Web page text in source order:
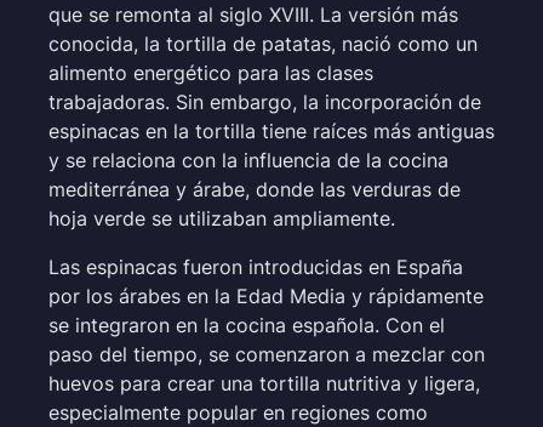
que se remonta al siglo XVIII. La versión más
conocida, la tortilla de patatas, nació como un
alimento energético para las clases
trabajadoras. Sin embargo, la incorporación de
espinacas en la tortilla tiene raíces más antiguas
y se relaciona con la influencia de la cocina
mediterránea y árabe, donde las verduras de
hoja verde se utilizaban ampliamente.
Las espinacas fueron introducidas en España
por los árabes en la Edad Media y rápidamente
se integraron en la cocina española. Con el
paso del tiempo, se comenzaron a mezclar con
huevos para crear una tortilla nutritiva y ligera,
especialmente popular en regiones como